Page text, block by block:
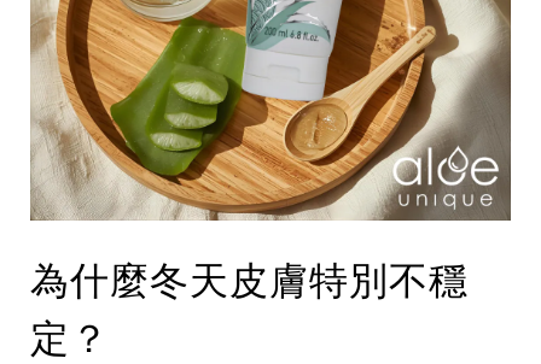
為什麼冬天皮膚特別不穩
定？